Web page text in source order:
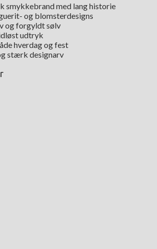
smykkebrand med lang historie
og blomsterdesigns
og forgyldt sølv
udtryk
hverdag og fest
stærk designarv